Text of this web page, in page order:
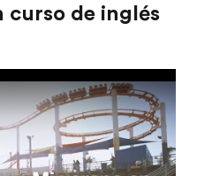
curso de inglés